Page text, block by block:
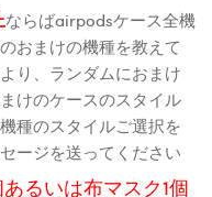
ならばairpodsケース全機
おまけの機種を教えて
り、ランダムにおまけ
けのケースのスタイル
種のスタイルご選択を
ージを送ってください
るいは布マスク1個